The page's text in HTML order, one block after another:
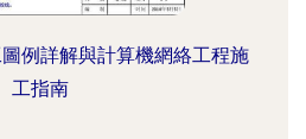
例詳解與計算機網絡工程施
工指南